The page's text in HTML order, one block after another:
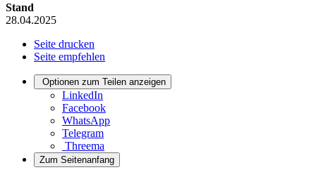
Stand
28.04.2025
Seite drucken
Seite empfehlen
Optionen zum Teilen anzeigen
LinkedIn
Facebook
WhatsApp
Telegram
Threema
Zum Seitenanfang